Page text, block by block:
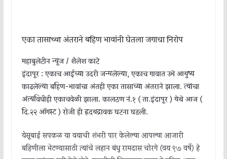
एका तासाच्या अंतराने बहिण भावांनी घेतला जगाचा निरोप
महाबुलेटीन न्यूज / शैलेश काटे
इंदापूर : एकाच आईच्या उदरी जन्मलेल्या, एकाच गावात उभे आयुष्य
काढलेल्या बहिण-भावांचा अंतही एका तासाच्या अंतराने झाला. त्यांचा
अंत्यविधीही एकाचवेळी झाला. कालठण नं.१ ( ता.इंदापूर ) येथे आज (
दि.२२ ऑगस्ट ) रोजी ही ह्रदयद्रावक घटना घडली.
येसूबाई सपकळ या वयाची शंभरी पार केलेल्या आपल्या आजारी
बहिणीला भेटण्यासाठी त्यांचे लहान बंधु रामदास चोरगे (वय ९७ वर्षे) हे